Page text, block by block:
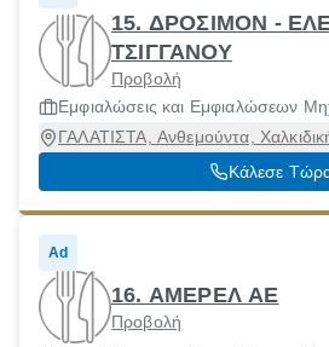
15. ΔΡΟΣΙΜΟΝ -
ΤΣΙΓΓΑΝΟΥ
Προβολή
Εμφιαλώσεις και Εμφιαλώσεων
ΓΑΛΑΤΙΣΤΑ, Ανθεμούντα,
Κάλεσε
Ad
16. ΑΜΕΡΕΛ ΑΕ
Προβολή